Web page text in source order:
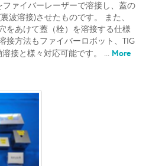
ファイバーレーザーで溶接し、蓋の
波溶接)させたものです。 また、
をあけて蓋（栓）を溶接する仕様
接方法もファイバーロボット、TIG
接と様々対応可能です。 ... More